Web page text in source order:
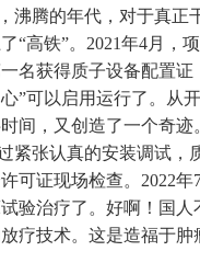
沸腾的年代，对于真正
“高铁”。2021年4月，
名获得质子设备配置证
”可以启用运行了。从
间，又创造了一个奇迹
紧张认真的安装调试，
可证现场检查。2022年
验治疗了。好啊！国人
疗技术。这是造福于肿